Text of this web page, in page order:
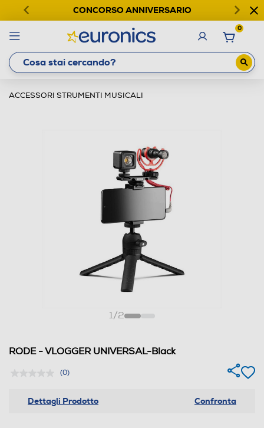
CONCORSO ANNIVERSARIO
0
ACCESSORI STRUMENTI MUSICALI
1/2
RODE - VLOGGER UNIVERSAL-Black
(0)
Dettagli Prodotto Confronta